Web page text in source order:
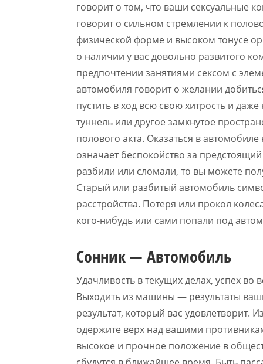
говорит о том, что ваши сексуальные
говорит о сильном стремлении к
физической форме и высоком тонусе
о наличии у вас довольно развитого
предпочтении занятиями сексом с
автомобиля говорит о желании
пустить в ход всю свою хитрость и
туннель или другое замкнутое
полового акта. Оказаться в
означает беспокойство за
разбили или сломали, то вы можете
Старый или разбитый автомобиль
расстройства. Потеря или прокол
кого-нибудь или сами попали под
Сонник — Автомобиль
Удачливость в текущих делах, успех
Выходить из машины — результаты
результат, который вас
одержите верх над вашими
высокое и прочное положение в